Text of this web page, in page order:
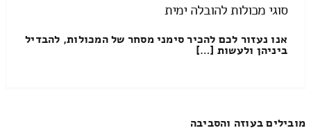
סוגי מכולות להובלה ימית
אנו נעזור לכם להכיר סימני מסחר של המכולות, להבדיל
ביניהן ולעשות […]
מובילים בעוזה והסביבה